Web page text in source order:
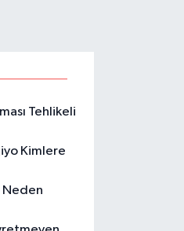
Tehlikeli
Kimlere
Neden